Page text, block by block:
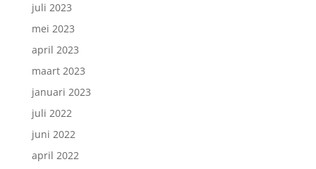
juli 2023
mei 2023
april 2023
maart 2023
januari 2023
juli 2022
juni 2022
april 2022